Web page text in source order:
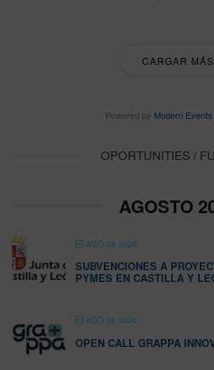
CARGAR MÁS
Powered by Modern
OPORTUNITIES /
AGOSTO
AGO 06 2026
SUBVENCIONES A
PYMES EN CASTILLA Y
AGO 06 2026
OPEN CALL GRAPPA